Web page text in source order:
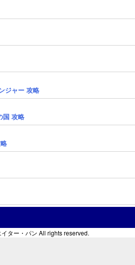
ジャー 攻略
国 攻略
ター・パン All rights reserved.